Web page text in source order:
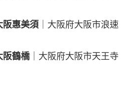
阪惠美須 ｜大阪府大阪市浪速
阪鶴橋｜大阪府大阪市天王寺